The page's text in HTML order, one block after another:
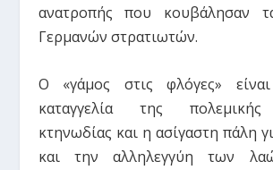
ανατροπής που κουβάλησαν
Γερμανών στρατιωτών.
Ο «γάμος στις φλόγες»
καταγγελία της πολεμικής
κτηνωδίας και η ασίγαστη πάλη
και την αλληλεγγύη των